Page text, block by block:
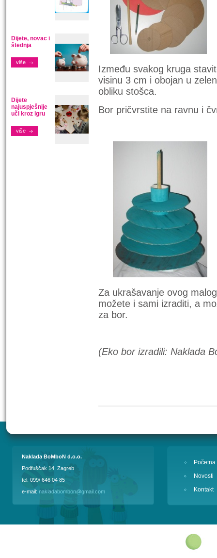
Dijete, novac i
štednja
više
Dijete
najuspješnije
uči kroz igru
više
Između svakog kruga
visinu 3 cm i obojan u
obliku stošca.
Bor pričvrstite na ravnu i
Za ukrašavanje ovog
možete i sami izraditi, a
za bor.
(Eko bor izradili: Naklada
Naklada BoMboN d.o.o.
Podfuščak 14, Zagreb
tel: 099/ 646 04 85
e-mail: nakladabombon@gmail.com
Početna
Novosti
Kontakt